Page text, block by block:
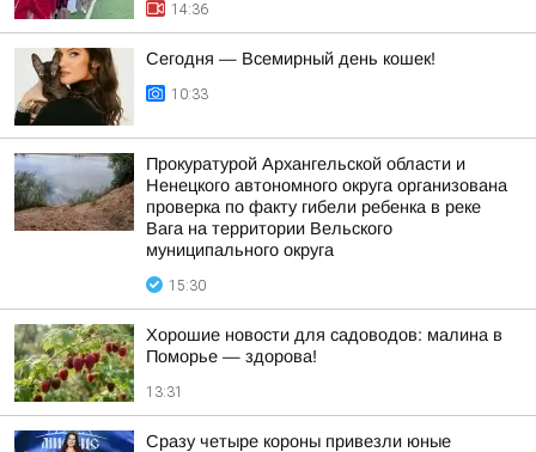
14:36
Сегодня — Всемирный день кошек!
10:33
Прокуратурой Архангельской области и
Ненецкого автономного округа организована
проверка по факту гибели ребенка в реке
Вага на территории Вельского
муниципального округа
15:30
Хорошие новости для садоводов: малина в
Поморье — здорова!
13:31
Сразу четыре короны привезли юные